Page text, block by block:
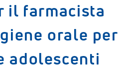
il farmacista
orale per
adolescenti